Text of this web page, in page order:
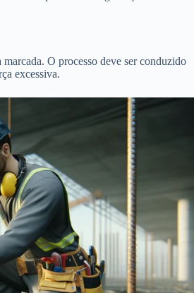
O processo deve ser conduzido
excessiva.